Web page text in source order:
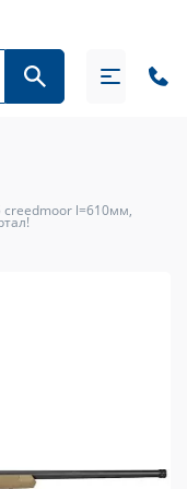
creedmoor l=610мм,